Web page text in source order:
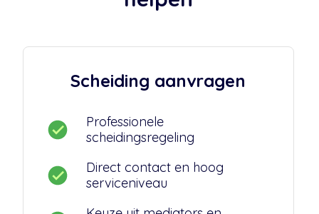
Scheiding aanvragen
Professionele
scheidingsregeling
Direct contact en hoog
serviceniveau